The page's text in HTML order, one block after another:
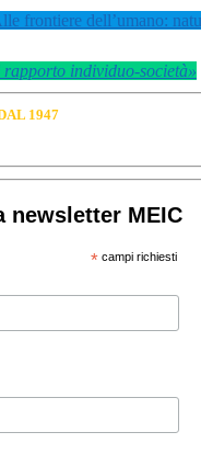
frontiere dell’umano:
rapporto individuo-società»
1947
newsletter MEIC
*campi richiesti